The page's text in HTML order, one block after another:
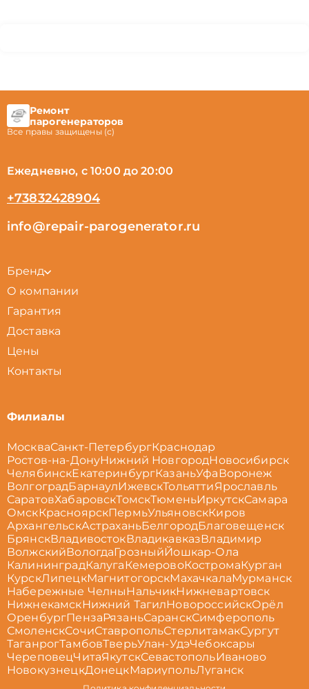
Ремонт
парогенераторов
Все правы защищены (с)
Ежедневно, с 10:00 до 20:00
+73832428904
info@repair-parogenerator.ru
Бренд
О компании
Гарантия
Доставка
Цены
Контакты
Филиалы
МоскваСанкт-ПетербургКраснодар
Ростов-на-ДонуНижний НовгородНовосибирск
ЧелябинскЕкатеринбургКазаньУфа Воронеж
ВолгоградБарнаулИжевскТольяттиЯрославль
СаратовХабаровскТомскТюменьИркутскСамара
ОмскКрасноярскПермьУльяновскКиров
АрхангельскАстраханьБелгородБлаговещенск
БрянскВладивостокВладикавказВладимир
ВолжскийВологдаГрозныйЙошкар-Ола
КалининградКалуга КемеровоКостромаКурган
КурскЛипецкМагнитогорскМахачкалаМурманск
Набережные Челны НальчикНижневартовск
НижнекамскНижний ТагилНовороссийскОрёл
ОренбургПензаРязаньСаранскСимферополь
СмоленскСочиСтавропольСтерлитамакСургут
ТаганрогТамбовТверьУлан-УдэЧебоксары
ЧереповецЧитаЯкутскСевастопольИваново
НовокузнецкДонецкМариупольЛуганск